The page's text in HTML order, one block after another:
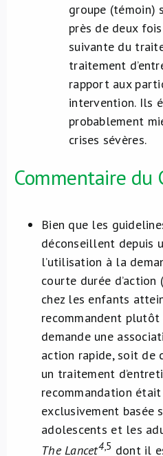
groupe (témoin)
près de deux
suivante du
traitement
rapport aux
intervention. Ils
probablement
crises sévères.
Commentaire du
Bien que les
déconseillent depuis
l’utilisation à la
courte durée d’action
chez les enfants
recommandent
demande une
action rapide, soit de
un traitement
recommandation était
exclusivement basée
adolescents et les
The Lancet4,5 dont il